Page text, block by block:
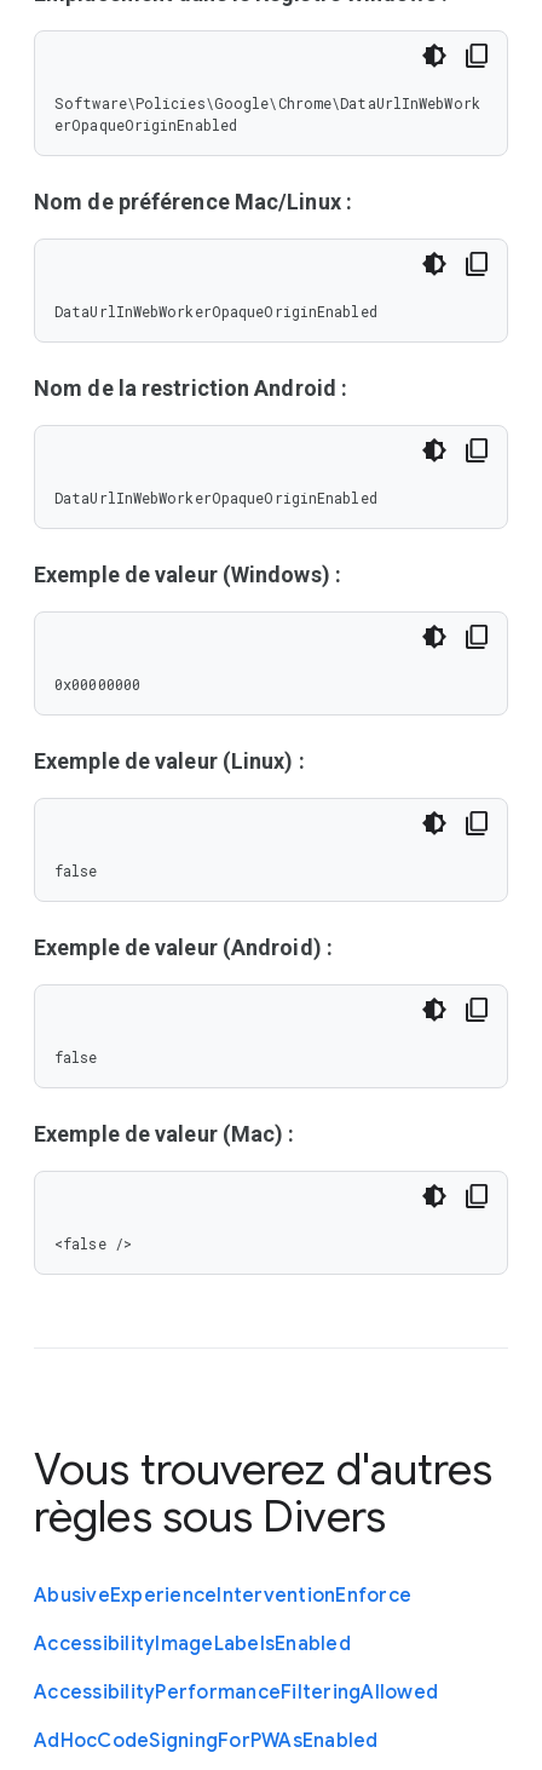
Software\Policies\Google\Chrome\DataUrlInWebWork
erOpaqueOriginEnabled
Nom de préférence Mac/Linux :
DataUrlInWebWorkerOpaqueOriginEnabled
Nom de la restriction Android :
DataUrlInWebWorkerOpaqueOriginEnabled
Exemple de valeur (Windows) :
0x00000000
Exemple de valeur (Linux) :
false
Exemple de valeur (Android) :
false
Exemple de valeur (Mac) :
<false />
Vous trouverez d'autres
règles sous Divers
AbusiveExperienceInterventionEnforce
AccessibilityImageLabelsEnabled
AccessibilityPerformanceFilteringAllowed
AdHocCodeSigningForPWAsEnabled